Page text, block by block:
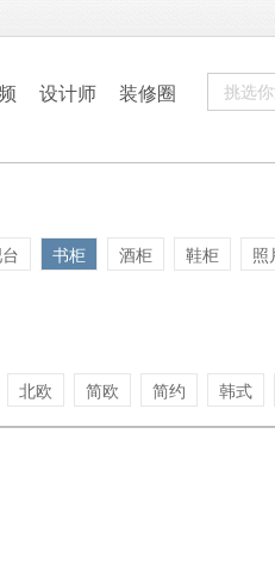
设计师 装修圈
书柜 酒柜 鞋柜
照
北欧 简欧 简约 韩式